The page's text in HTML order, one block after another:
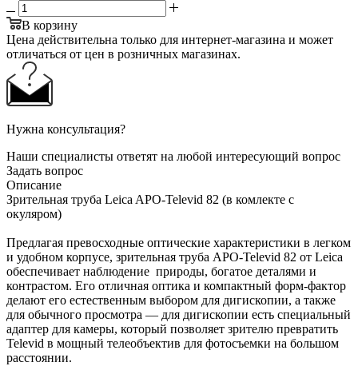
В корзину
Цена действительна только для интернет-магазина и может
отличаться от цен в розничных магазинах.
Нужна консультация?
Наши специалисты ответят на любой интересующий вопрос
Задать вопрос
Описание
Зрительная труба Leica APO-Televid 82 (в комлекте с
окуляром)
Предлагая превосходные оптические характеристики в легком
и удобном корпусе, зрительная труба APO-Televid 82 от Leica
обеспечивает наблюдение природы, богатое деталями и
контрастом. Его отличная оптика и компактный форм-фактор
делают его естественным выбором для дигископии, а также
для обычного просмотра — для дигископии есть специальный
адаптер для камеры, который позволяет зрителю превратить
Televid в мощный телеобъектив для фотосъемки на большом
расстоянии.